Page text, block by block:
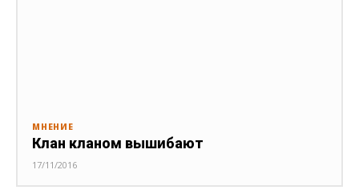
МНЕНИЕ
Клан кланом вышибают
17/11/2016